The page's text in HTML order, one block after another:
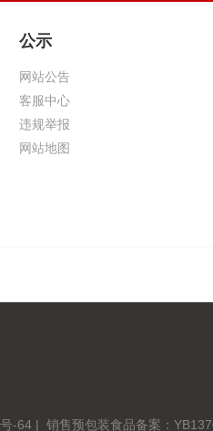
公示
网站公告
客服中心
违规举报
网站地图
-64| 销售预包装食品备案：